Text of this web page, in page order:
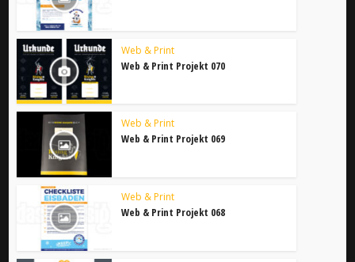
Web & Print
Web & Print Projekt 070
Web & Print
Web & Print Projekt 069
Web & Print
Web & Print Projekt 068